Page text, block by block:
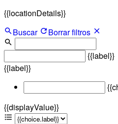
{{locationDetails}}
Buscar
Borrar filtros
{{label}}
{{label}}
{{displayValue}}